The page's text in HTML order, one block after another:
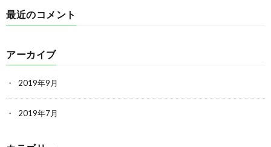
最近のコメント
アーカイブ
2019年9月
2019年7月